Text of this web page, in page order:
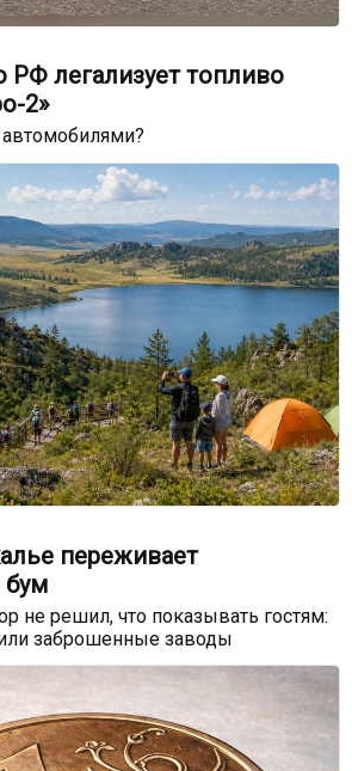
РФ легализует топливо
2»
автомобилями?
переживает
бум
не решил, что показывать гостям:
заброшенные заводы